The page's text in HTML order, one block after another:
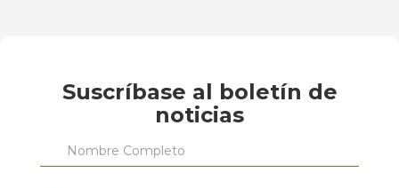
Suscríbase al boletín de
noticias